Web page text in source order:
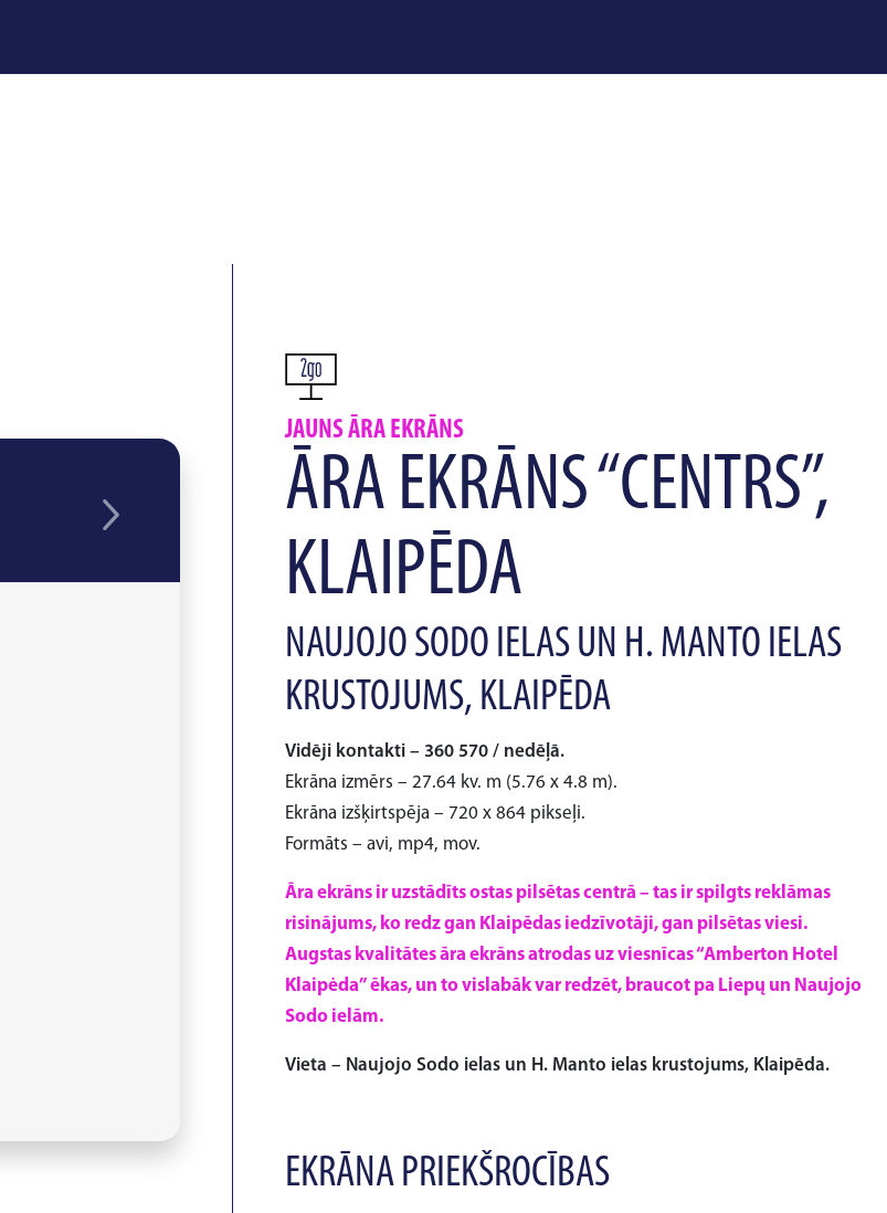
JAUNS ĀRA EKRĀNS
ĀRA EKRĀNS “CENTRS”,
KLAIPĒDA
NAUJOJO SODO IELAS UN H. MANTO IELAS
KRUSTOJUMS, KLAIPĒDA
Vidēji kontakti – 360 570 / nedēļā.
Ekrāna izmērs – 27.64 kv. m (5.76 x 4.8 m).
Ekrāna izšķirtspēja – 720 x 864 pikseļi.
Formāts – avi, mp4, mov.
Āra ekrāns ir uzstādīts ostas pilsētas centrā – tas ir spilgts reklāmas
risinājums, ko redz gan Klaipēdas iedzīvotāji, gan pilsētas viesi.
Augstas kvalitātes āra ekrāns atrodas uz viesnīcas “Amberton Hotel
Klaipėda” ēkas, un to vislabāk var redzēt, braucot pa Liepų un Naujojo
Sodo ielām.
Vieta – Naujojo Sodo ielas un H. Manto ielas krustojums, Klaipēda.
EKRĀNA PRIEKŠROCĪBAS